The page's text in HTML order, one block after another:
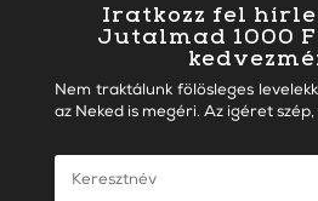
Iratkozz fel
Jutalmad 1000
Nem traktálunk fölösleges
az Neked is megéri. Az igéret szép,